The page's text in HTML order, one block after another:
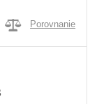
Porovnanie